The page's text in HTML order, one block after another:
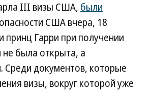
III визы США, были
США вчера, 18
принц Гарри при получении
была открыта, а
Среди документов, которые
визы, вокруг которой уже